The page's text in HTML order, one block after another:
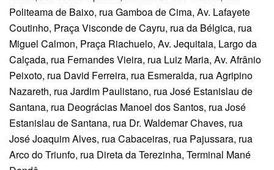
Politeama de Baixo, rua Gamboa de Cima, Av. Lafayete
Coutinho, Praça Visconde de Cayru, rua da Bélgica, rua
Miguel Calmon, Praça Riachuelo, Av. Jequitaia, Largo da
Calçada, rua Fernandes Vieira, rua Luiz Maria, Av. Afrânio
Peixoto, rua David Ferreira, rua Esmeralda, rua Agripino
Nazareth, rua Jardim Paulistano, rua José Estanislau de
Santana, rua Deográcias Manoel dos Santos, rua José
Estanislau de Santana, rua Dr. Waldemar Chaves, rua
José Joaquim Alves, rua Cabaceiras, rua Pajussara, rua
Arco do Triunfo, rua Direta da Terezinha, Terminal Mané